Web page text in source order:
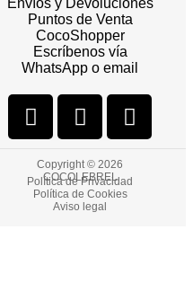
Envíos y Devoluciones
Puntos de Venta
CocoShopper
Escríbenos vía
WhatsApp o email
Copyright © 2026
COCOLEBREL
Política de Privacidad
Política de Cookies
Aviso legal